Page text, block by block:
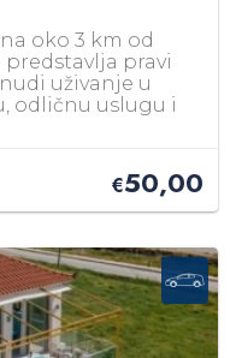
oko 3 km od
pravi
uživanje u
odličnu uslugu i
€50,00